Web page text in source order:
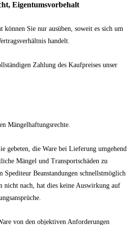
, Eigentumsvorbehalt
können Sie nur ausüben, soweit es sich um
handelt.
Zahlung des Kaufpreises unser
Mängelhaftungsrechte.
gebeten, die Ware bei Lieferung umgehend
Mängel und Transportschäden zu
Spediteur Beanstandungen schnellstmöglich
nicht nach, hat dies keine Auswirkung auf
von den objektiven Anforderungen